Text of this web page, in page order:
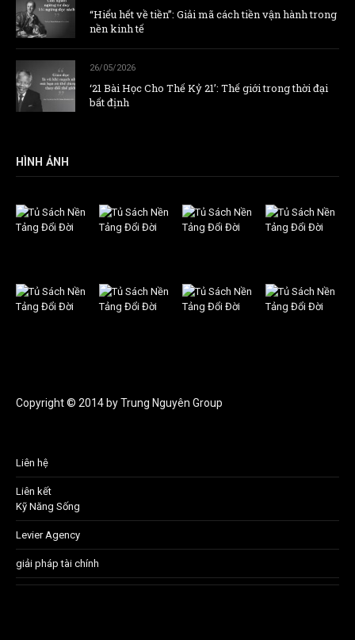
“Hiểu hết về tiền”: Giải mã cách tiền vận hành trong
nền kinh tế
26/05/2026
‘21 Bài Học Cho Thế Kỷ 21’: Thế giới trong thời đại
bất định
HÌNH ẢNH
Copyright © 2014 by Trung Nguyên Group
Liên hệ
Liên kết
Kỹ Năng Sống
Levier Agency
giải pháp tài chính